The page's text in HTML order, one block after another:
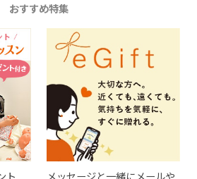
おすすめ特集